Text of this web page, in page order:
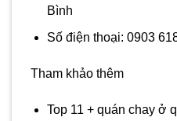
Bình
Số điện thoại: 0903
Tham khảo thêm
Top 11 + quán chay ở